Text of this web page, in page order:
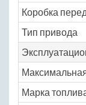
Коробка
Тип привода
Марка